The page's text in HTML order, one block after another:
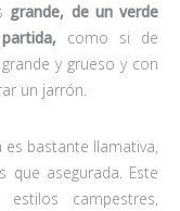
grande, de un verde
como si de
y grueso y con
un jarrón.
bastante llamativa,
que asegurada. Este
campestres,